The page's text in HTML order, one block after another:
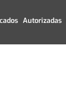
Autorizadas